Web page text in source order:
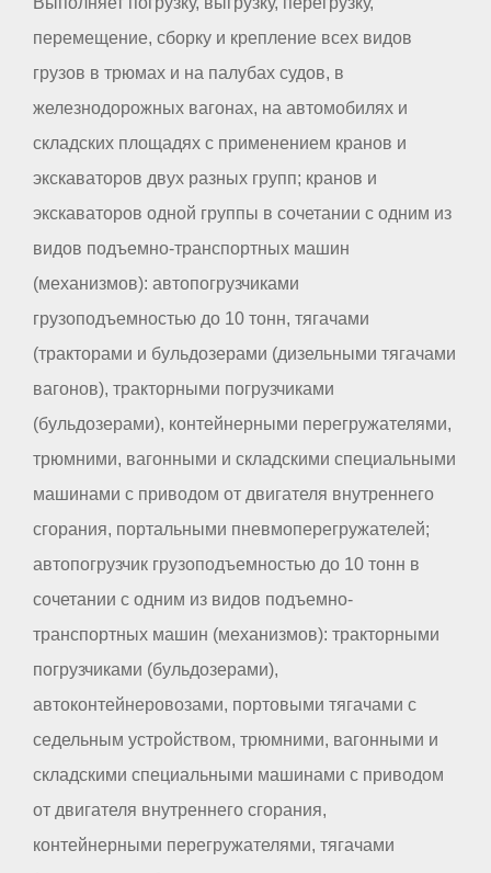
перемещение, сборку и крепление всех видов
грузов в трюмах и на палубах судов, в
железнодорожных вагонах, на автомобилях и
складских площадях с применением кранов и
экскаваторов двух разных групп; кранов и
экскаваторов одной группы в сочетании с одним из
видов подъемно-транспортных машин
(механизмов): автопогрузчиками
грузоподъемностью до 10 тонн, тягачами
(тракторами и бульдозерами (дизельными тягачами
вагонов), тракторными погрузчиками
(бульдозерами), контейнерными перегружателями,
трюмними, вагонными и складскими специальными
машинами с приводом от двигателя внутреннего
сгорания, портальными пневмоперегружателей;
автопогрузчик грузоподъемностью до 10 тонн в
сочетании с одним из видов подъемно-
транспортных машин (механизмов): тракторными
погрузчиками (бульдозерами),
автоконтейнеровозами, портовыми тягачами с
седельным устройством, трюмними, вагонными и
складскими специальными машинами с приводом
от двигателя внутреннего сгорания,
контейнерными перегружателями, тягачами